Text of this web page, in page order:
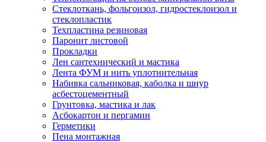
Стеклоткань, фольгоизол, гидростеклоизол и
стеклопластик
Техпластина резиновая
Паронит листовой
Прокладки
Лен сантехнический и мастика
Лента ФУМ и нить уплотнительная
Набивка сальниковая, каболка и шнур
асбестоцементный
Грунтовка, мастика и лак
Асбокартон и пергамин
Герметики
Пена монтажная